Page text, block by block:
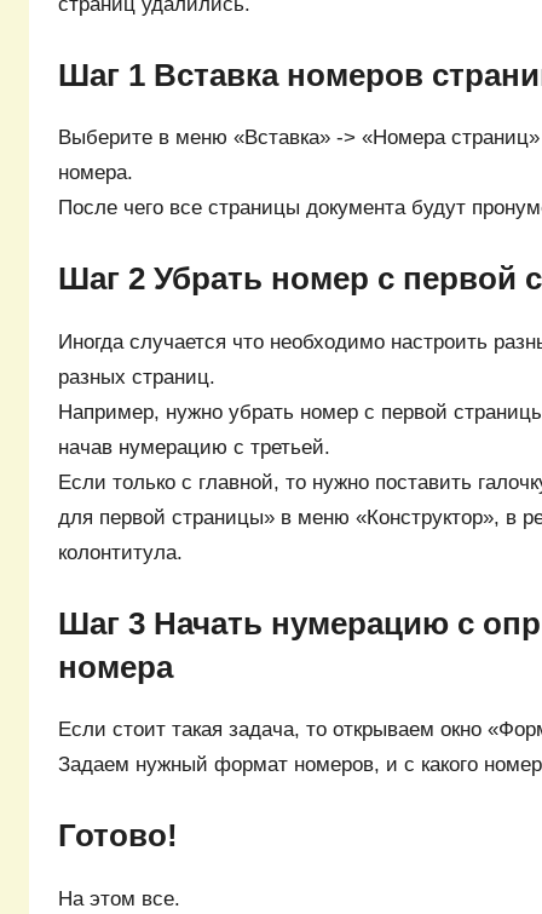
Шаг 1 Вставка номеров
Выберите в меню «Вставка» -> «Номера
номера.
После чего все страницы документа будут
Шаг 2 Убрать номер с первой
Иногда случается что необходимо настроить
разных страниц.
Например, нужно убрать номер с первой
начав нумерацию с третьей.
Если только с главной, то нужно поставить
для первой страницы» в меню «Конструктор», в
колонтитула.
Шаг 3 Начать нумерацию с
номера
Если стоит такая задача, то открываем окно
Задаем нужный формат номеров, и с какого
Готово!
На этом все.